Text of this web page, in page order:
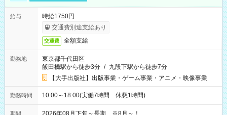
給与
時給1750円
交通費別途支給あり
交通費 全額支給
勤務地
東京都千代田区
飯田橋駅から徒歩3分 / 九段下駅から徒歩7分
【大手出版社】出版事業・ゲーム事業・アニメ・映像事業
勤務時間 10:00～18:00(実働7時間 休憩1時間)
期間 2026年08月下旬～長期 ※8月～！